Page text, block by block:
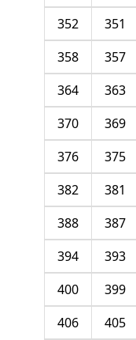
351
352
357
358
363
364
369
370
375
376
381
382
387
388
393
394
399
400
405
406